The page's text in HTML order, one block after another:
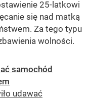
25-latkowi
się nad matką
Za tego typu
wolności.
samochód
udawać